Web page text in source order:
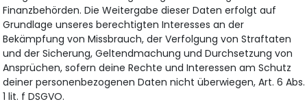
Finanzbehörden. Die Weitergabe dieser Daten erfolgt auf
Grundlage unseres berechtigten Interesses an der
Bekämpfung von Missbrauch, der Verfolgung von Straftaten
und der Sicherung, Geltendmachung und Durchsetzung von
Ansprüchen, sofern deine Rechte und Interessen am Schutz
deiner personenbezogenen Daten nicht überwiegen, Art. 6 Abs.
1 lit. f DSGVO.